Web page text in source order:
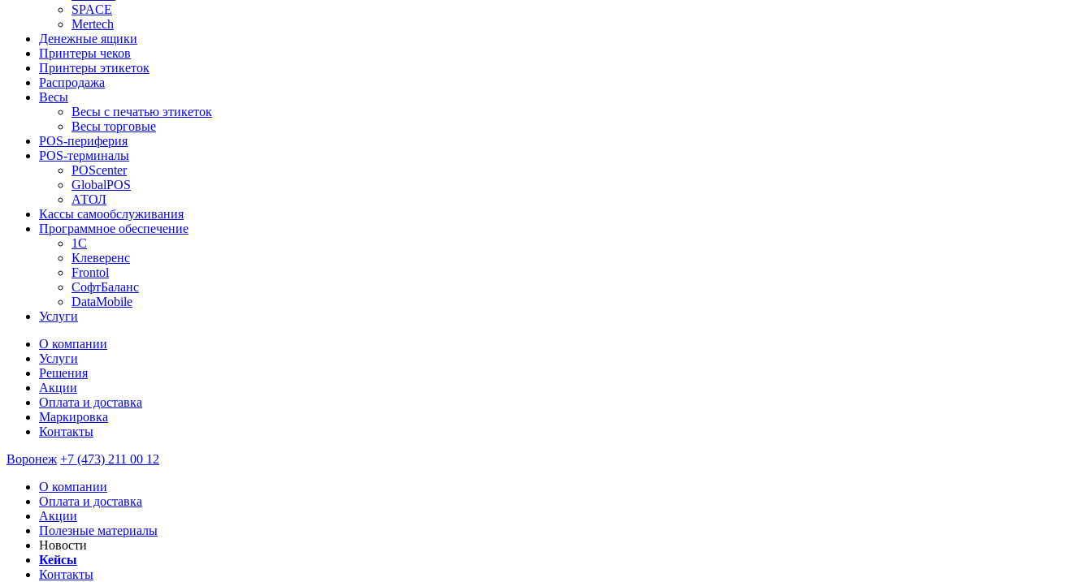
SPACE
Mertech
Денежные ящики
Принтеры чеков
Принтеры этикеток
Распродажа
Весы
Весы с печатью этикеток
Весы торговые
POS-периферия
POS-терминалы
POScenter
GlobalPOS
АТОЛ
Кассы самообслуживания
Программное обеспечение
1С
Клеверенс
Frontol
СофтБаланс
DataMobile
Услуги
О компании
Услуги
Решения
Акции
Оплата и доставка
Маркировка
Контакты
Воронеж +7 (473) 211 00 12
О компании
Оплата и доставка
Акции
Полезные материалы
Новости
Кейсы
Контакты